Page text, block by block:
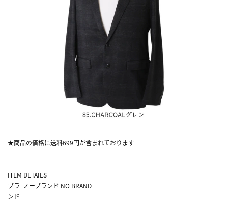
★商品の価格に送料699円が含まれております
ITEM DETAILS
ブラ
ンド
ノーブランド NO BRAND